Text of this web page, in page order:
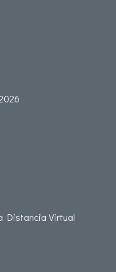
Distancia Virtual